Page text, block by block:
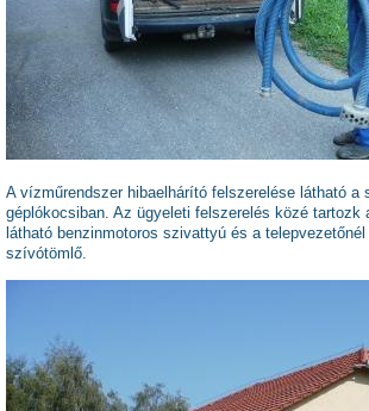
A vízműrendszer hibaelhárító felszerelése látható a
géplókocsiban. Az ügyeleti felszerelés közé tartozk
látható benzinmotoros szivattyú és a
szívótömlő.